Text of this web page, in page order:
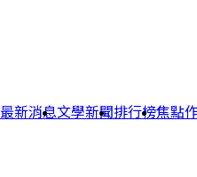
最新消息文學新聞排行榜焦點